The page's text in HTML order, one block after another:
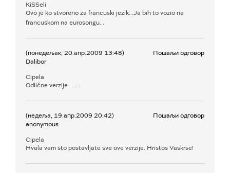
KiSSeli
Ovo je ko stvoreno za francuski jezik...Ja bih to vozio na
francuskom na eurosongu...
(понедељак, 20.апр.2009 13:48)
Dalibor
Пошаљи одговор
Cipela
Odlične verzije . . . .
(недеља, 19.апр.2009 20:42)
anonymous
Пошаљи одговор
Cipela
Hvala vam sto postavljate sve ove verzije. Hristos Vaskrse!